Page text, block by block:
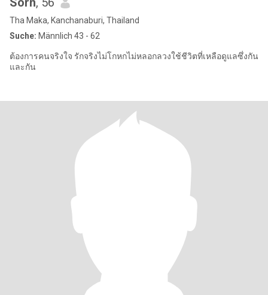
Tha Maka, Kanchanaburi, Thailand
Suche: Männlich 43 - 62
ต้องการคนจริงใจ รักจริงไม่โกหกไม่หลอกลวงใช้ชีวิตที่เหลือดูแลซึ่งกัน
และกัน